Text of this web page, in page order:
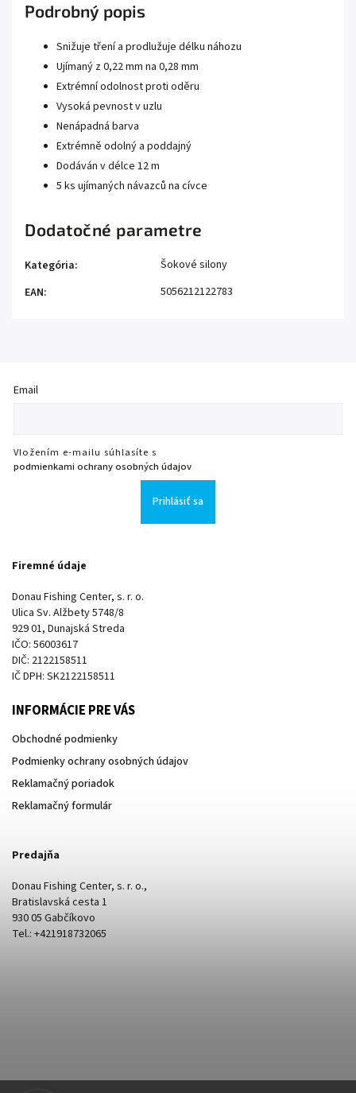
Podrobný popis
Snižuje tření a prodlužuje délku náhozu
Ujímaný z 0,22 mm na 0,28 mm
Extrémní odolnost proti oděru
Vysoká pevnost v uzlu
Nenápadná barva
Extrémně odolný a poddajný
Dodáván v délce 12 m
5 ks ujímaných návazců na cívce
Dodatočné parametre
Kategória:
Šokové silony
EAN: 5056212122783
Email
Vložením e-mailu súhlasíte s
podmienkami ochrany osobných údajov
Prihlásiť sa
Firemné údaje
Donau Fishing Center, s. r. o.
Ulica Sv. Alžbety 5748/8
929 01, Dunajská Streda
IČO: 56003617
DIČ: 2122158511
IČ DPH: SK2122158511
INFORMÁCIE PRE VÁS
Obchodné podmienky
Podmienky ochrany osobných údajov
Reklamačný poriadok
Reklamačný formulár
Predajňa
Donau Fishing Center, s. r. o.,
Bratislavská cesta 1
930 05 Gabčíkovo
Tel.: +421918732065